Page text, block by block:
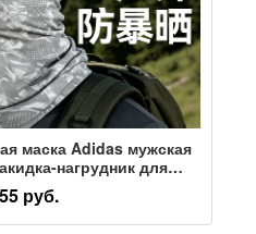
маска Adidas мужская
нагрудник для
воздухе, альпинизма,
платок для
руб.